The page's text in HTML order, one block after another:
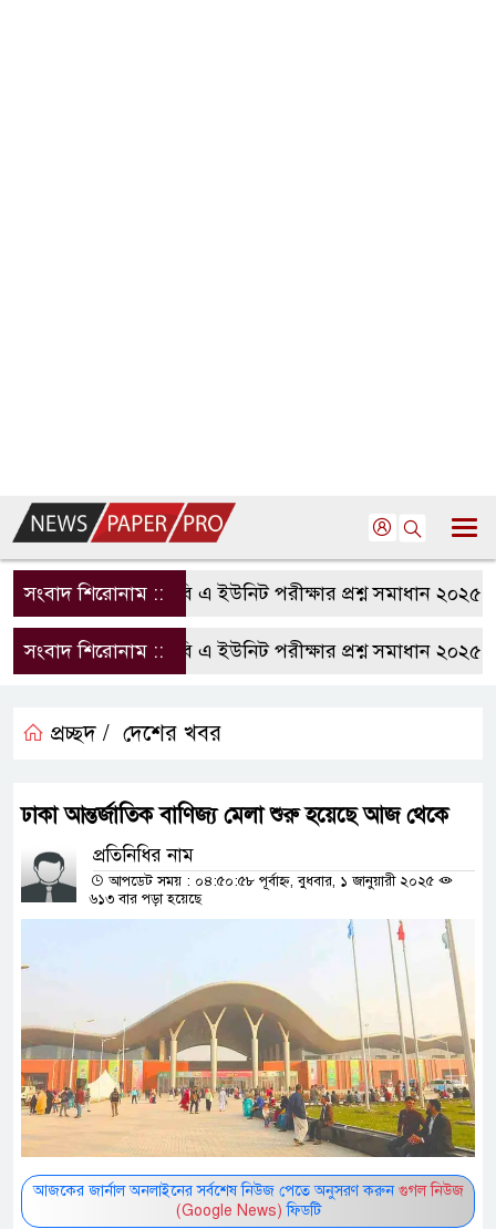
সংবাদ শিরোনাম ::রাবি এ ইউনিট পরীক্ষার প্রশ্ন সমাধান ২০২৫ |
সংবাদ শিরোনাম ::রাবি এ ইউনিট পরীক্ষার প্রশ্ন সমাধান ২০২৫ |
প্রচ্ছদ / দেশের খবর
ঢাকা আন্তর্জাতিক বাণিজ্য মেলা শুরু হয়েছে আজ থেকে
প্রতিনিধির নাম
আপডেট সময় : ০৪:৫০:৫৮ পূর্বাহ্ন, বুধবার, ১ জানুয়ারী ২০২৫
৬১৩ বার পড়া হয়েছে
আজকের জার্নাল অনলাইনের সর্বশেষ নিউজ পেতে অনুসরণ করুন গুগল নিউজ
(Google News) ফিডটি